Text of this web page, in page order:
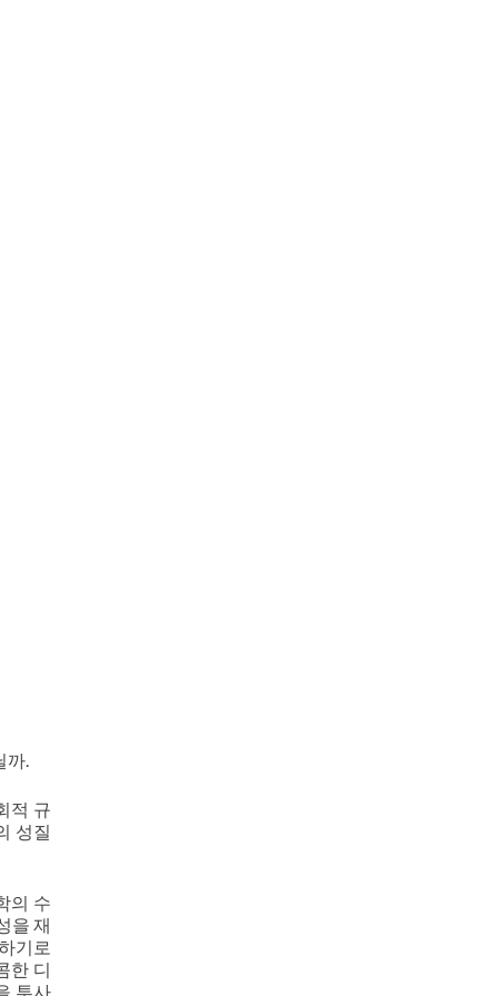
까.
적 규
성질
의 수
을 재
기로
한 디
투사